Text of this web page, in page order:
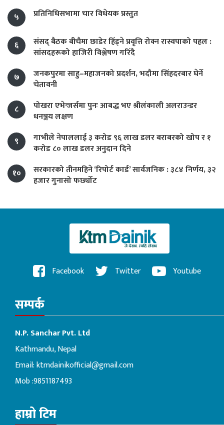
५
प्रतिनिधिसभामा चार विधेयक प्रस्तुत
६
संसद् बैठक बीचैमा छाडेर हिँड्ने प्रवृत्ति रोक्न रास्वपाको पहल :
सांसदहरूको हाजिरी विश्लेषण गरिँदै
७
जनकपुरमा साहु–महाजनको प्रदर्शन, भदौमा सिंहदरबार घेर्ने
चेतावनी
८
पोखरा एभेन्जर्समा पुनः आबद्ध भए श्रीलंकाली अलराउन्डर
धनञ्जय लक्षण
९
गाभीले नेपाललाई ३ करोड ९६ लाख डलर बराबरको खोप र १
करोड ८० लाख डलर अनुदान दिने
१०
सरकारको तीनमहिने ‘रिपोर्ट कार्ड’ सार्वजनिक : ३८४ निर्णय, ३२
हजार गुनासो फर्छ्योट
Facebook Twitter Youtube
सम्पर्क
N.P. Sanchar Pvt. Ltd
Kathmandu, Nepal
Email:ktmdainikofficial@gmail.com
Mob :9851187493
हाम्रो टिम